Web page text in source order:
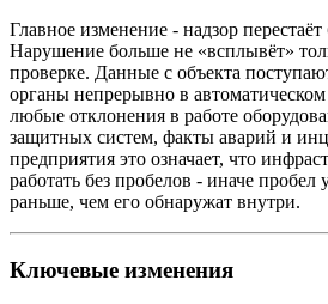
Главное изменение - надзор
Нарушение больше не «всплывёт»
проверке. Данные с объекта
органы непрерывно в
любые отклонения в работе
защитных систем, факты аварий и
предприятия это означает, что
работать без пробелов - иначе пробел
раньше, чем его обнаружат внутри.
Ключевые изменения